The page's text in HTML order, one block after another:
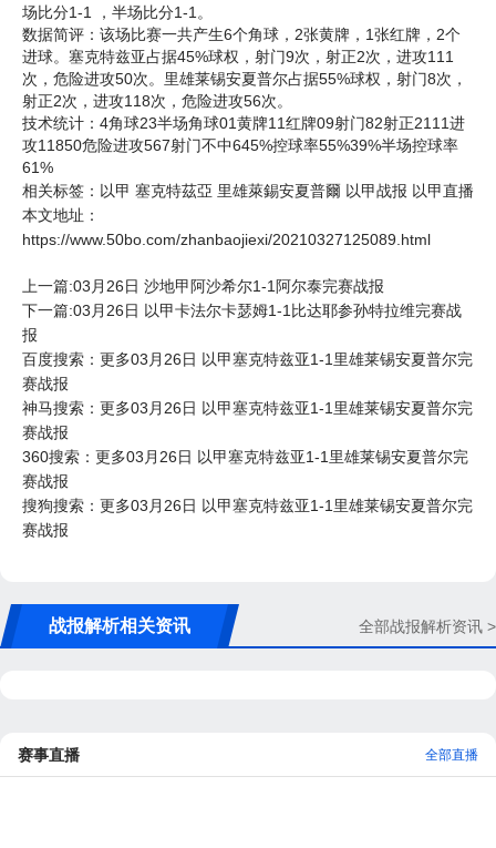
场比分1-1 ，半场比分1-1。
数据简评：该场比赛一共产生6个角球，2张黄牌，1张红牌，2个
进球。塞克特兹亚占据45%球权，射门9次，射正2次，进攻111
次，危险进攻50次。里雄莱锡安夏普尔占据55%球权，射门8次，
射正2次，进攻118次，危险进攻56次。
技术统计：4角球23半场角球01黄牌11红牌09射门82射正2111进
攻11850危险进攻567射门不中645%控球率55%39%半场控球率
61%
相关标签： 以甲 塞克特茲亞 里雄萊錫安夏普爾 以甲战报 以甲直播
本文地址：
https://www.50bo.com/zhanbaojiexi/20210327125089.html
上一篇:03月26日 沙地甲阿沙希尔1-1阿尔泰完赛战报
下一篇:03月26日 以甲卡法尔卡瑟姆1-1比达耶参孙特拉维完赛战
报
百度搜索：更多03月26日 以甲塞克特兹亚1-1里雄莱锡安夏普尔完
赛战报
神马搜索：更多03月26日 以甲塞克特兹亚1-1里雄莱锡安夏普尔完
赛战报
360搜索：更多03月26日 以甲塞克特兹亚1-1里雄莱锡安夏普尔完
赛战报
搜狗搜索：更多03月26日 以甲塞克特兹亚1-1里雄莱锡安夏普尔完
赛战报
战报解析相关资讯 全部战报解析资讯 >
赛事直播 全部直播